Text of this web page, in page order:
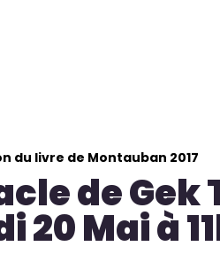
du livre de Montauban 2017
de Gek
20 Mai à